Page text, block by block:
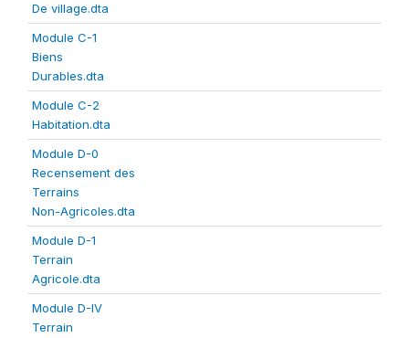
De village.dta
Module C-1
Biens
Durables.dta
Module C-2
Habitation.dta
Module D-0
Recensement des
Terrains
Non-Agricoles.dta
Module D-1
Terrain
Agricole.dta
Module D-IV
Terrain